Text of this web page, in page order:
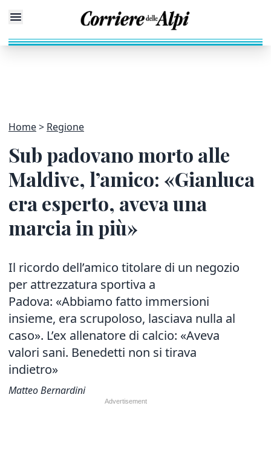
Home Regione
Sub padovano morto alle
Maldive, l’amico: «Gianluca
era esperto, aveva una
marcia in più»
Il ricordo dell’amico titolare di un negozio
per attrezzatura sportiva a
Padova: «Abbiamo fatto immersioni
insieme, era scrupoloso, lasciava nulla al
caso». L’ex allenatore di calcio: «Aveva
valori sani. Benedetti non si tirava
indietro»
Matteo Bernardini